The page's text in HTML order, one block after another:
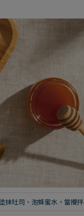
抹吐司、泡蜂蜜水，當攪